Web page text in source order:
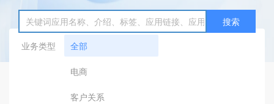
搜索
业务类型
全部
电商
客户关系